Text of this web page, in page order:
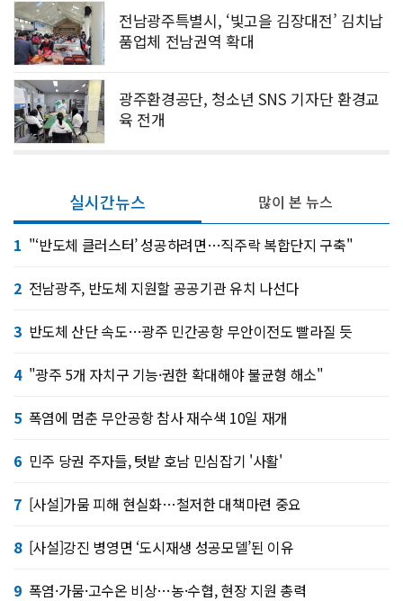
전남광주특별시, ‘빛고을 김장대전’ 김치납
품업체 전남권역 확대
광주환경공단, 청소년 SNS 기자단 환경교
육 전개
실시간뉴스
1 "‘반도체 클러스터’ 성공하려면…직주락 복합단지 구축"
2 전남광주, 반도체 지원할 공공기관 유치 나선다
3 반도체 산단 속도…광주 민간공항 무안이전도 빨라질 듯
4 "광주 5개 자치구 기능·권한 확대해야 불균형 해소"
5 폭염에 멈춘 무안공항 참사 재수색 10일 재개
6 민주 당권 주자들, 텃밭 호남 민심잡기 '사활'
7 [사설]가뭄 피해 현실화…철저한 대책마련 중요
8 [사설]강진 병영면 ‘도시재생 성공모델’된 이유
9 폭염·가뭄·고수온 비상…농·수협, 현장 지원 총력
많이 본 뉴스